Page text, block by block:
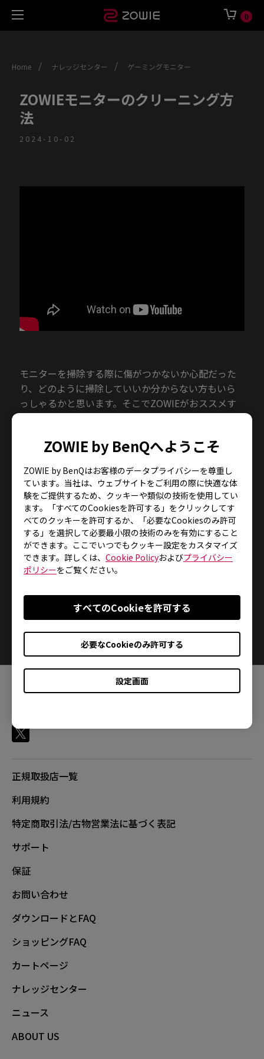
ZOWIE by BenQへようこそ
ZOWIE by BenQはお客様のデータプライバシーを尊重し
ています。当社は、ウェブサイトをご利用の際に快適な体
験をご提供するため、クッキーや類似の技術を使用してい
ます。「すべてのCookiesを許可する」をクリックしてす
べてのクッキーを許可するか、「必要なCookiesのみ許可
する」を選択して必要最小限の技術のみを有効にすること
ができます。ここでいつでもクッキー設定をカスタマイズ
できます。詳しくは、 Cookie Policyおよびプライバシー
ポリシーをご覧ください。
設定画面
必要なCookieのみ許可する
すべてのCookieを許可する
0
Home / ナレッジセンター / ゲーミングモニター
ZOWIEモニターのクリーニング方
法
2024-10-02
モニターを掃除する際に傷がつかないか心配だった
り、どのように掃除していいか分からない方もいら
っしゃるかと思います。そこでZOWIEがおススメす
る掃除方法を動画でご紹介します。
ご不明な点がございましたら、お気軽にお問い合わ
せください。
ゲーミングモニター
XL-Kシリーズ
XLシリーズ
FOLLOW
正規取扱店一覧
利用規約
特定商取引法/古物営業法に基づく表記
サポート
保証
お問い合わせ
ダウンロードとFAQ
ショッピングFAQ
カートページ
ナレッジセンター
ニュース
ABOUT US